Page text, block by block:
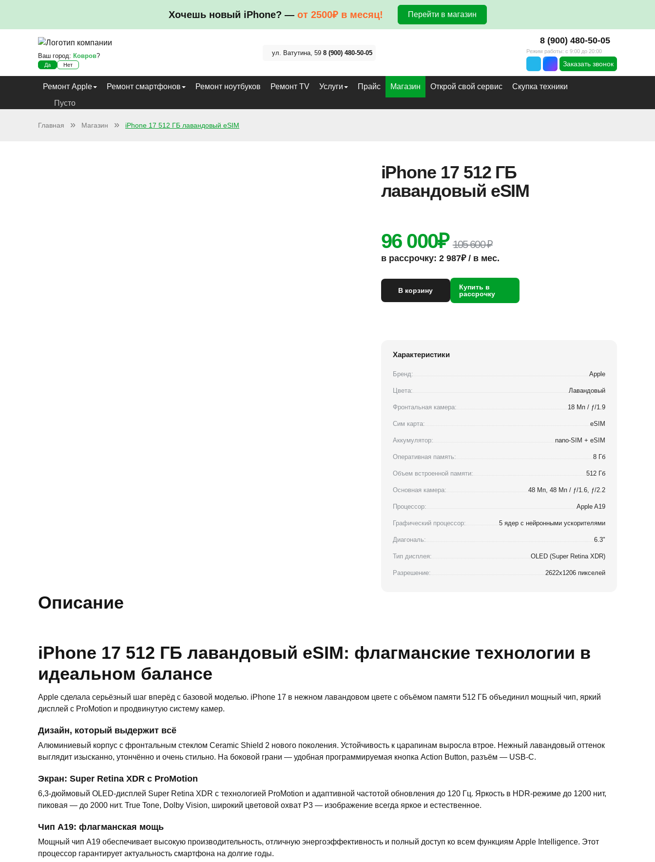
Хочешь новый iPhone? — от 2500₽ в месяц! Перейти в магазин
Ваш город: Ковров?
Да Нет
ул. Ватутина, 59 8 (900) 480-50-05
8 (900) 480-50-05
Режим работы: с 9:00 до 20:00
Заказать звонок
Ремонт Apple Ремонт смартфонов Ремонт ноутбуков Ремонт TV Услуги Прайс Магазин Открой свой сервис
Скупка техники
Пусто
Главная Магазин iPhone 17 512 ГБ лавандовый eSIM
iPhone 17 512 ГБ
лавандовый eSIM
96 000₽ 105 600 ₽
в рассрочку: 2 987₽ / в мес.
В корзину
Купить в
рассрочку
Характеристики
Бренд: Apple
Цвета: Лавандовый
Фронтальная камера: 18 Мп / ƒ/1.9
Сим карта: eSIM
Аккумулятор: nano-SIM + eSIM
Оперативная память: 8 Гб
Объем встроенной памяти: 512 Гб
Основная камера: 48 Мп, 48 Мп / ƒ/1.6, ƒ/2.2
Процессор: Apple A19
Графический процессор: 5 ядер с нейронными ускорителями
Диагональ: 6.3"
Тип дисплея: OLED (Super Retina XDR)
Разрешение: 2622x1206 пикселей
Описание
iPhone 17 512 ГБ лавандовый eSIM: флагманские технологии в
идеальном балансе
Apple сделала серьёзный шаг вперёд с базовой моделью. iPhone 17 в нежном лавандовом цвете с объёмом памяти 512 ГБ объединил мощный чип, яркий
дисплей с ProMotion и продвинутую систему камер.
Дизайн, который выдержит всё
Алюминиевый корпус с фронтальным стеклом Ceramic Shield 2 нового поколения. Устойчивость к царапинам выросла втрое. Нежный лавандовый оттенок
выглядит изысканно, утончённо и очень стильно. На боковой грани — удобная программируемая кнопка Action Button, разъём — USB-C.
Экран: Super Retina XDR с ProMotion
6,3-дюймовый OLED-дисплей Super Retina XDR с технологией ProMotion и адаптивной частотой обновления до 120 Гц. Яркость в HDR-режиме до 1200 нит,
пиковая — до 2000 нит. True Tone, Dolby Vision, широкий цветовой охват P3 — изображение всегда яркое и естественное.
Чип A19: флагманская мощь
Мощный чип A19 обеспечивает высокую производительность, отличную энергоэффективность и полный доступ ко всем функциям Apple Intelligence. Этот
процессор гарантирует актуальность смартфона на долгие годы.